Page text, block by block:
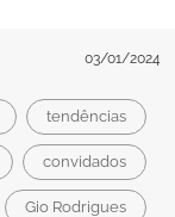
03/01/2024
tendências
convidados
Gio Rodrigues